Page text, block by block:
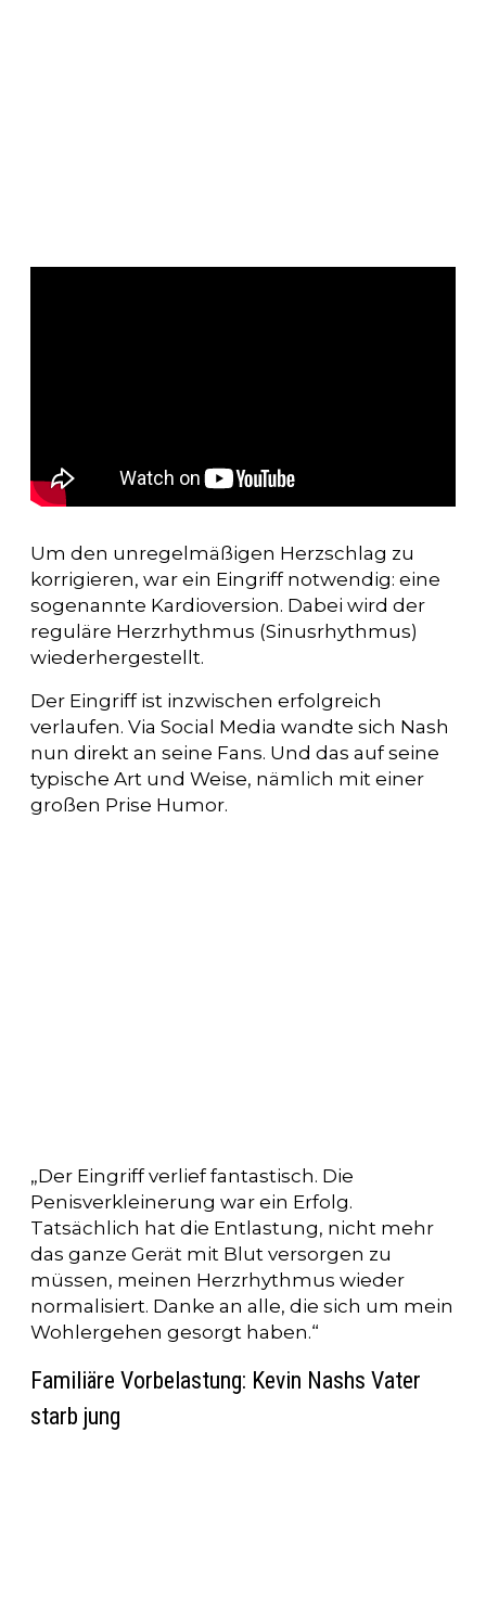
Um den unregelmäßigen Herzschlag zu
korrigieren, war ein Eingriff notwendig: eine
sogenannte Kardioversion. Dabei wird der
reguläre Herzrhythmus (Sinusrhythmus)
wiederhergestellt.
Der Eingriff ist inzwischen erfolgreich
verlaufen. Via Social Media wandte sich Nash
nun direkt an seine Fans. Und das auf seine
typische Art und Weise, nämlich mit einer
großen Prise Humor.
„Der Eingriff verlief fantastisch. Die
Penisverkleinerung war ein Erfolg.
Tatsächlich hat die Entlastung, nicht mehr
das ganze Gerät mit Blut versorgen zu
müssen, meinen Herzrhythmus wieder
normalisiert. Danke an alle, die sich um mein
Wohlergehen gesorgt haben.“
Familiäre Vorbelastung: Kevin Nashs Vater
starb jung